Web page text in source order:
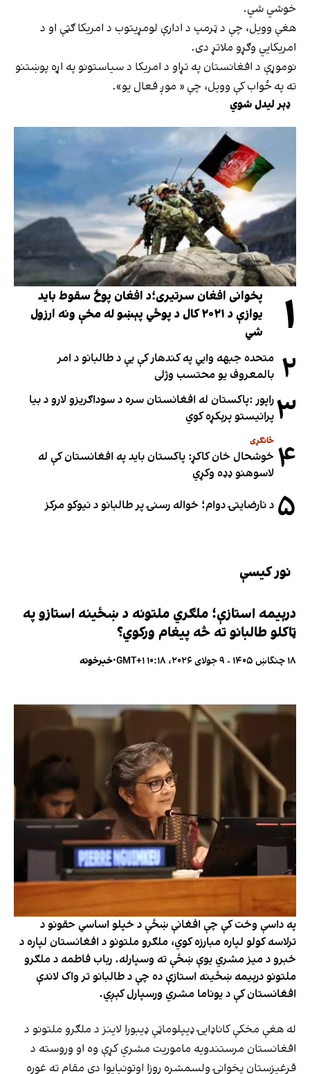
خوشي شي.
هغې وویل، چې د ټرمپ د ادارې لومړیتوب د امریکا ګټې او د
امریکايي وګړو ملاتړ دی.
نوموړې د افغانستان په تړاو د امریکا د سیاستونو په اړه پوښتنو
ته په ځواب کې وویل، چې « موږ فعال یو».
ډېر لیدل شوي
۱
پخوانی افغان سرتیری؛د افغان پوځ سقوط باید
یوازې د ۲۰۲۱ کال د پوځي پېښو له مخې ونه ارزول
شي
۲ متحده جبهه وايي په کندهار کې یې د طالبانو د امر
بالمعروف یو محتسب وژلی
۳راپور :پاکستان له افغانستان سره د سوداګریزو لارو د بیا
پرانیستو پرېکړه کوي
۴ ځانګړی
خوشحال خان کاکړ: پاکستان بايد په افغانستان کې له
لاسوهنو ډډه وکړي
۵ د نارضایتۍ دوام؛ خواله رسنۍ پر طالبانو د نیوکو مرکز
نور کیسې
درېیمه استازې؛ ملګري ملتونه د ښځینه استازو په
ټاکلو طالبانو ته څه پیغام ورکوي؟
۱۸ چنگاښ ۱۴۰۵ - ۹ جولای ۲۰۲۶، ۱۰:۱۸ GMT+۱ •خبرخونه
په داسې وخت کې چې افغانې ښځې د خپلو اساسي حقونو د
ترلاسه کولو لپاره مبارزه کوي، ملګرو ملتونو د افغانستان لپاره د
خبرو د میز مشري یوې ښځې ته وسپارله. رباب فاطمه د ملګرو
ملتونو درېیمه ښځینه استازې ده چې د طالبانو تر واک لاندې
افغانستان کې د یوناما مشري ورسپارل کېږي.
له هغې مخکې کاناډایۍ ډیپلوماټې ډیبورا لاینز د ملګرو ملتونو د
افغانستان مرستندویه ماموریت مشري کړې وه او وروسته د
قرغیزستان پخوانۍ ولسمشره روزا اوتونبایوا دې مقام ته غوره